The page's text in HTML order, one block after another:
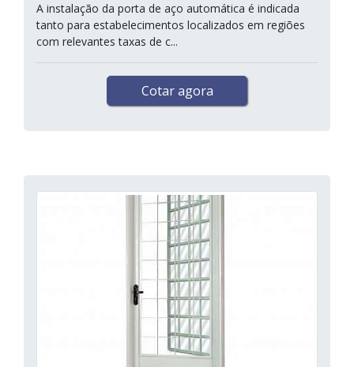
A instalação da porta de aço automática é indicada
tanto para estabelecimentos localizados em regiões
com relevantes taxas de c...
Cotar agora